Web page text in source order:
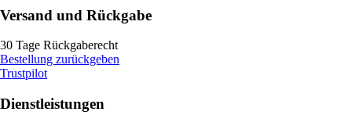
Versand und Rückgabe
30 Tage Rückgaberecht
Bestellung zurückgeben
Trustpilot
Dienstleistungen